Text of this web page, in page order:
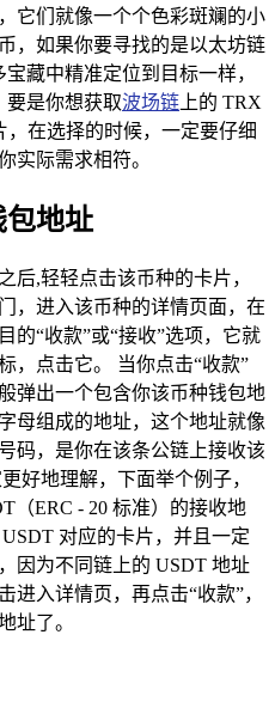
它们就像一个个色彩斑斓的小
，如果你要寻找的是以太坊链
藏中精准定位到目标一样，
要是你想获取波场链上的 TRX
在选择的时候，一定要仔细
实际需求相符。
包地址
后,轻轻点击该币种的卡片，
，进入该币种的详情页面，在
的“收款”或“接收”选项，它就
，点击它。 当你点击“收款”
弹出一个包含你该币种钱包地
母组成的地址，这个地址就像
码，是你在该条公链上接收该
好地理解，下面举个例子，
（ERC - 20 标准）的接收地
对应的卡片，并且一定
因为不同链上的 USDT 地址
进入详情页，再点击“收款”，
址了。